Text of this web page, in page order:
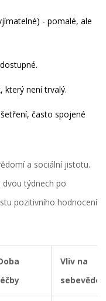
- pomalé, ale
který není trvalý.
často spojené
a sociální jistotu.
dvou týdnech po
pozitivního hodnocení
Vliv na